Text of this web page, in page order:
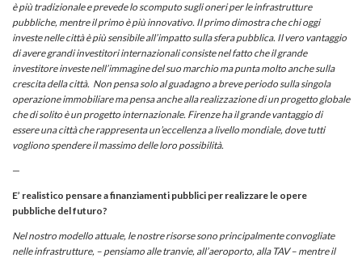
è più tradizionale e prevede lo scomputo sugli oneri per le infrastrutture
pubbliche, mentre il primo è più innovativo. Il primo dimostra che chi oggi
investe nelle città è più sensibile all’impatto sulla sfera pubblica. Ilvero vantaggio
di avere grandi investitori internazionali consiste nel fatto che il grande
investitore investe nell’immagine del suo marchio ma punta molto anche sulla
crescita della città. Non pensa solo al guadagno a breve periodo sulla singola
operazione immobiliare ma pensa anche alla realizzazione di un progetto globale
che di solito è un progetto internazionale. Firenze ha il grande vantaggio di
essere una città che rappresenta un’eccellenza a livello mondiale, dove tutti
vogliono spendere il massimo delle loro possibilità.
—
E’ realistico pensare a finanziamenti pubblici per realizzare le opere
pubbliche del futuro?
Nel nostro modello attuale, le nostre risorse sono principalmente convogliate
nelle infrastrutture, – pensiamo alle tranvie, all’aeroporto, alla TAV – mentre il